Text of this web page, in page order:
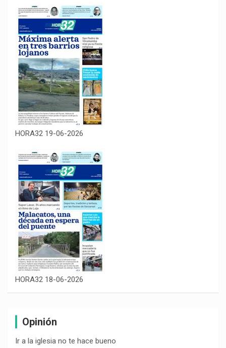
HORA32 19-06-2026
HORA32 18-06-2026
Opinión
Ir a la iglesia no te hace bueno